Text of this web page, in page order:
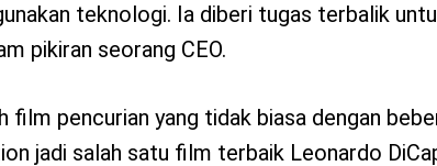
teknologi. Ia diberi tugas terbalik
pikiran seorang CEO.
film pencurian yang tidak biasa dengan
jadi salah satu film terbaik Leonardo